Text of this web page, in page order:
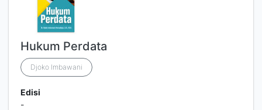
Hukum Perdata
Djoko Imbawani
Edisi
-